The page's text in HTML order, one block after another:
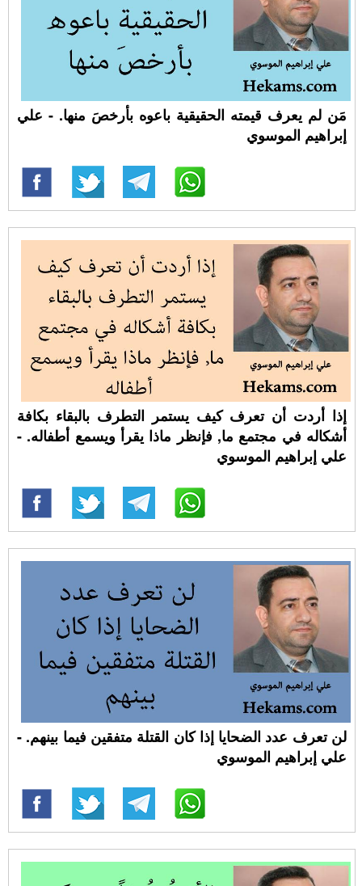
مَن لم يعرف قيمته الحقيقية باعوه بأرخصَ منها. - علي
إبراهيم الموسوي
إذا أردت أن تعرف كيف يستمر التطرف بالبقاء بكافة
أشكاله في مجتمع ما, فإنظر ماذا يقرأ ويسمع أطفاله. -
علي إبراهيم الموسوي
لن تعرف عدد الضحايا إذا كان القتلة متفقين فيما بينهم. -
علي إبراهيم الموسوي